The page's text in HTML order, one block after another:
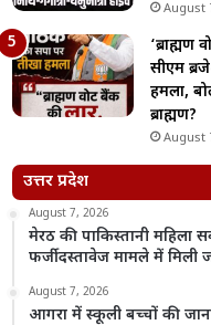
August
‘ब्राह्मण
सीएम
हमला,
ब्राह्मण?
August
उत्तर प्रदेश
August 7, 2026
मेरठ की पाकिस्तानी महिला
फर्जी दस्तावेज मामले में मिली
August 7, 2026
आगरा में स्कूली बच्चों की